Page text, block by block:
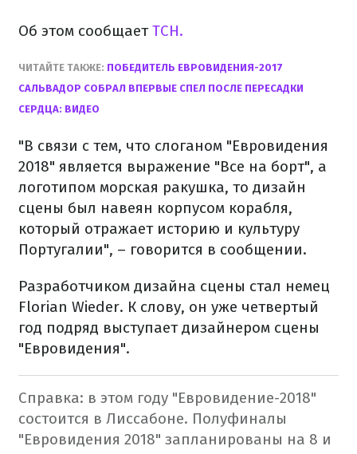
Об этом сообщаетТСН.
ЧИТАЙТЕ ТАКЖЕ: ПОБЕДИТЕЛЬ ЕВРОВИДЕНИЯ-2017
САЛЬВАДОР СОБРАЛ ВПЕРВЫЕ СПЕЛ ПОСЛЕ ПЕРЕСАДКИ
СЕРДЦА: ВИДЕО
"В связи с тем, что слоганом "Евровидения
2018" является выражение "Все на борт", а
логотипом морская ракушка, то дизайн
сцены был навеян корпусом корабля,
который отражает историю и культуру
Португалии", – говорится в сообщении.
Разработчиком дизайна сцены стал немец
Florian Wieder. К слову, он уже четвертый
год подряд выступает дизайнером сцены
"Евровидения".
Справка: в этом году "Евровидение-2018"
состоится в Лиссабоне. Полуфиналы
"Евровидения 2018" запланированы на 8 и